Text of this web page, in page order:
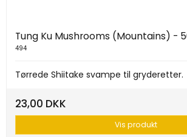
Tung Ku Mushrooms (Mountains) -
494
Tørrede Shiitake svampe til gryderetter.
23,00 DKK
Vis produkt